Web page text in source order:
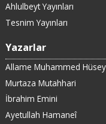
Ahlulbeyt Yayınları
Tesnim Yayınları
Yazarlar
Allame Muhammed
Murtaza Mutahhari
İbrahim Emini
Ayetullah Hamaneî